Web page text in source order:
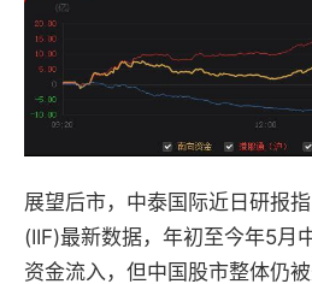
展望后市，中泰国际近日研报
(IIF)最新数据，年初至今年5月
资金流入，但中国股市整体仍